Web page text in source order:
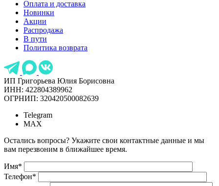
Оплата и доставка
Новинки
Акции
Распродажа
В пути
Политика возврата
ИП Григорьева Юлия Борисовна
ИНН: 422804389962
ОГРНИП: 320420500082639
Telegram
MAX
Остались вопросы? Укажите свои контактные данные и мы
вам перезвоним в ближайшее время.
Имя*
Телефон*